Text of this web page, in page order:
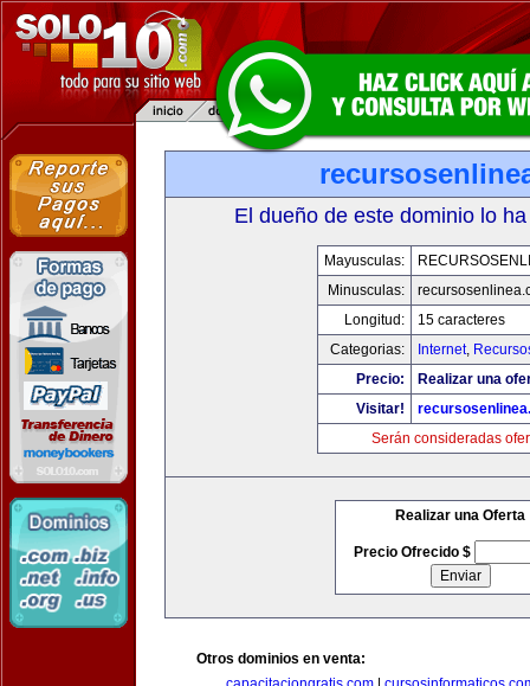
El dueño de este dominio lo
Mayusculas:
Minusculas:
Longitud:
15 caracteres
Categorias:
Internet,
Precio:
Realizar una
Visitar!
Serán consideradas
Realizar una Oferta
Precio Ofrecido $
Otros dominios en venta: